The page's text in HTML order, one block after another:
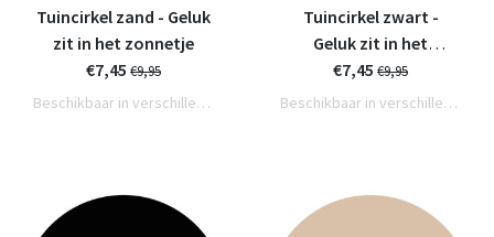
Tuincirkel zand - Geluk
zit in het zonnetje
€7,45 €9,95
Beschikbaar in verschillende varianten
Tuincirkel zwart -
Geluk zit in het
zonnetje
€7,45 €9,95
Beschikbaar in verschillende varianten